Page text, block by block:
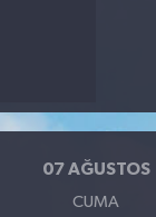
07 AĞUSTOS
CUMA